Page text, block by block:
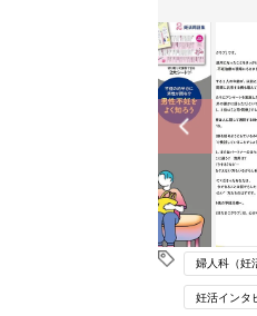
婦人科（妊
妊活インタ